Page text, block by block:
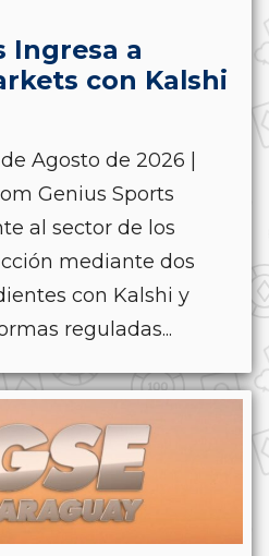
Ingresa a
con Kalshi
Agosto de 2026 |
Genius Sports
al sector de los
mediante dos
con Kalshi y
reguladas...